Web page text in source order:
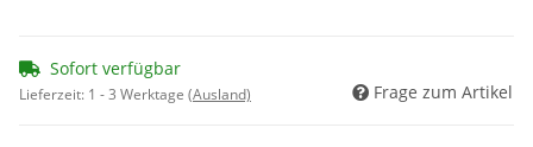
Sofort verfügbar
Lieferzeit: 1 - 3 Werktage (Ausland) Frage zum Artikel